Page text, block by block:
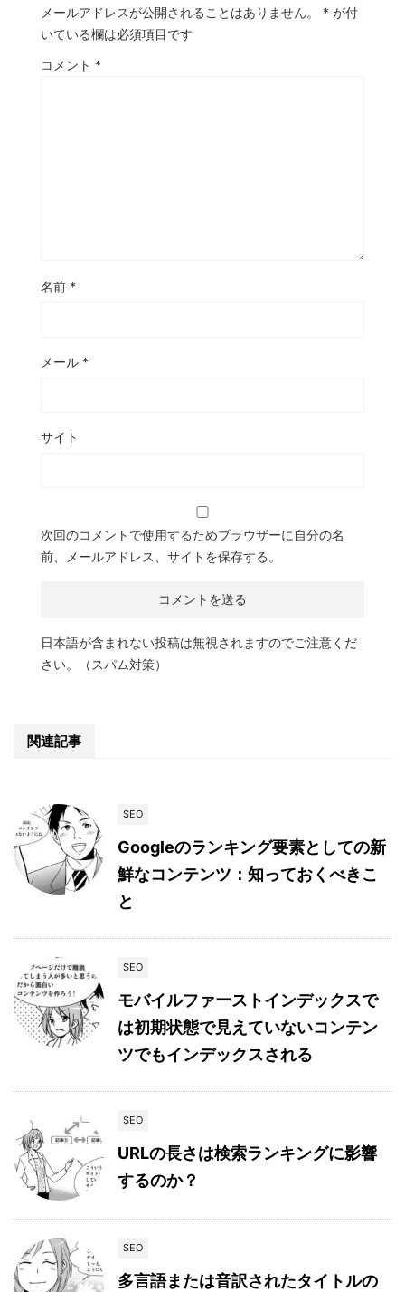
メールアドレスが公開されることはありません。 * が付
いている欄は必須項目です
コメント *
名前 *
メール *
サイト
次回のコメントで使用するためブラウザーに自分の名
前、メールアドレス、サイトを保存する。
日本語が含まれない投稿は無視されますのでご注意くだ
さい。（スパム対策）
関連記事
SEO
Googleのランキング要素としての新
鮮なコンテンツ：知っておくべきこ
と
SEO
モバイルファーストインデックスで
は初期状態で見えていないコンテン
ツでもインデックスされる
SEO
URLの長さは検索ランキングに影響
するのか？
SEO
多言語または音訳されたタイトルの